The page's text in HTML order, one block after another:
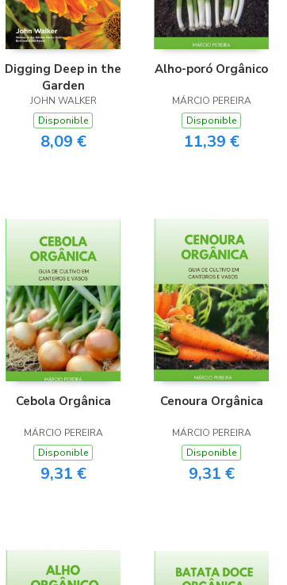
Digging Deep in the
Garden
JOHN WALKER
Disponible
8,09 €
Alho-poró Orgânico
MÁRCIO PEREIRA
Disponible
11,39 €
Cebola Orgânica
MÁRCIO PEREIRA
Disponible
9,31 €
Cenoura Orgânica
MÁRCIO PEREIRA
Disponible
9,31 €